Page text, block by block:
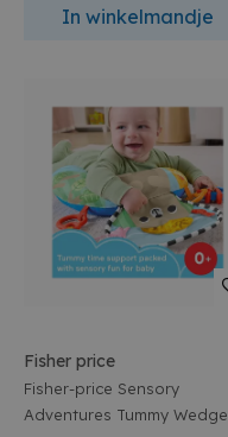
In winkelmandje
Fisher price
Fisher-price Sensory
Adventures Tummy Wedge